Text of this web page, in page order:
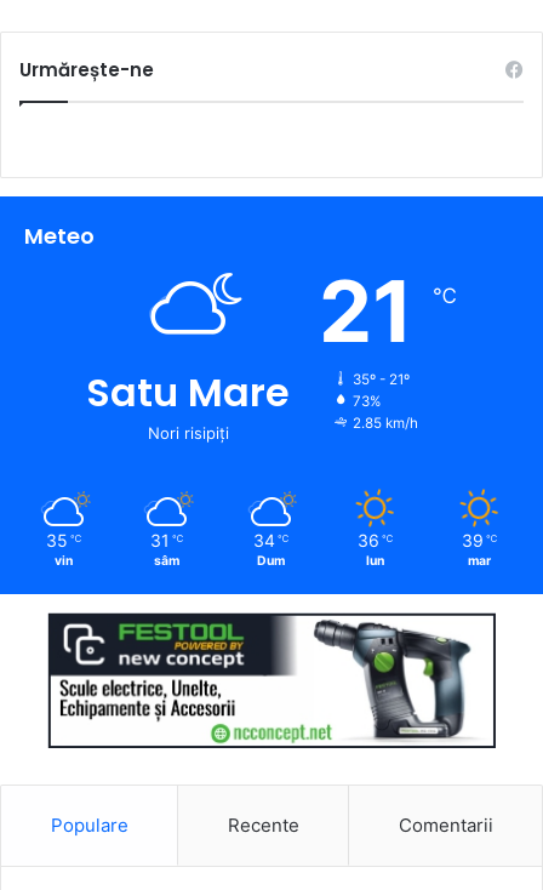
Urmărește-ne
Meteo
Satu Mare
Nori risipiți
21 ℃
35º - 21º
73%
2.85 km/h
35 ℃
vin
31 ℃
sâm
34 ℃
Dum
36 ℃
lun
39 ℃
mar
Populare Recente Comentarii